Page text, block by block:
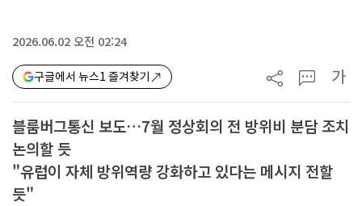
2026.06.02 오전 02:24
구글에서 뉴스1 즐겨찾기 가
블룸버그통신 보도…7월 정상회의 전 방위비 분담 조치
논의할 듯
"유럽이 자체 방위역량 강화하고 있다는 메시지 전할
듯"